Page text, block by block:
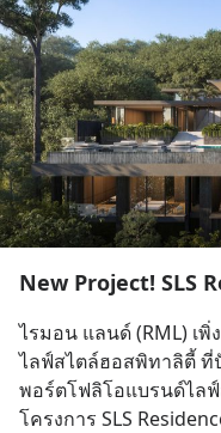
New Project! SLS
ไรมอน แลนด์ (RML) เ
ไลฟ์สไตล์ฮอสพิทาลิตี้ ที่
พอร์ตโฟลิโอแบรนด์ไลฟ์
โครงการ SLS